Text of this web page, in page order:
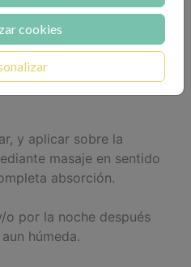
a las pieles bronceadas.
de naranja por la
el metabolismo
y aplicar sobre la
masaje en sentido
absorción.
o por la noche después
húmeda.
cookies